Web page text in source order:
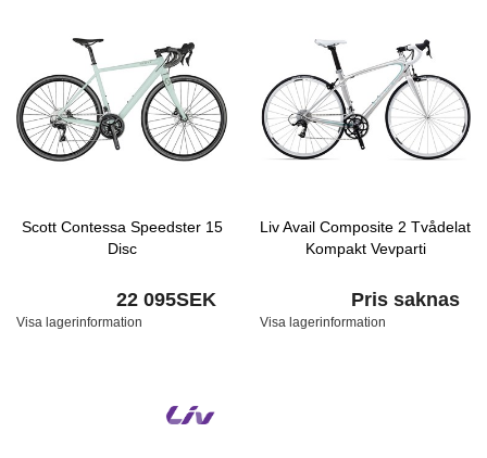
Scott Contessa Speedster 15
Disc
22 095SEK
Visa lagerinformation
Liv Avail Composite 2 Tvådelat
Kompakt Vevparti
Pris saknas
Visa lagerinformation